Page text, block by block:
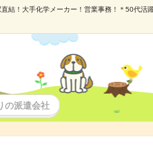
直結！大手化学メーカー！営業事務！＊50代
の派遣会社